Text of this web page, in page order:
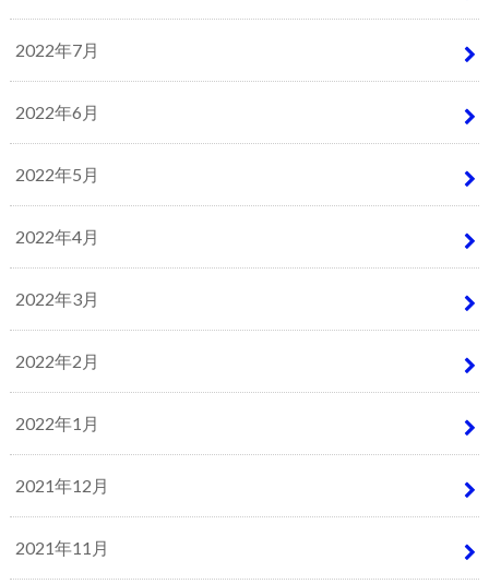
2022年7月
2022年6月
2022年5月
2022年4月
2022年3月
2022年2月
2022年1月
2021年12月
2021年11月